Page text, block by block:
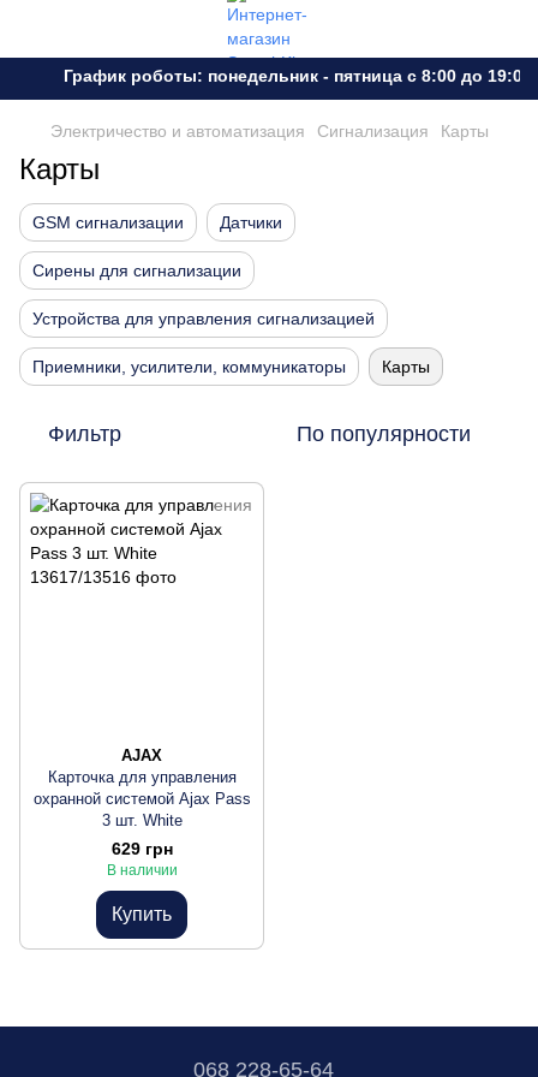
График роботы: понедельник - пятница с 8:00 до
Электричество и автоматизация Сигнализация Карты
Карты
GSM сигнализации Датчики
Сирены для сигнализации
Устройства для управления сигнализацией
Приемники, усилители, коммуникаторы Карты
Фильтр По популярности
AJAX
Карточка для управления
охранной системой Ajax Pass
3 шт. White
629 грн
В наличии
Купить
068 228-65-64